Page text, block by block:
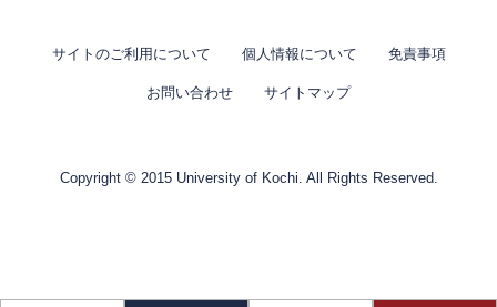
サイトのご利用について 個人情報について 免責事項
お問い合わせ サイトマップ
Copyright © 2015 University of Kochi. All Rights Reserved.